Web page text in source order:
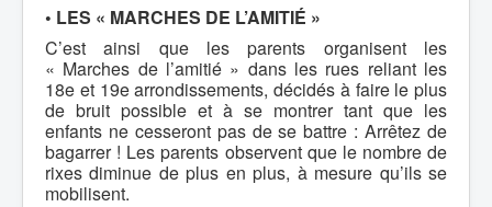
• LES « MARCHES DE L’AMITIÉ »
C’est ainsi que les parents organisent les
« Marches de l’amitié » dans les rues reliant les
18e et 19e arrondissements, décidés à faire le plus
de bruit possible et à se montrer tant que les
enfants ne cesseront pas de se battre : Arrêtez de
bagarrer ! Les parents observent que le nombre de
rixes diminue de plus en plus, à mesure qu’ils se
mobilisent.